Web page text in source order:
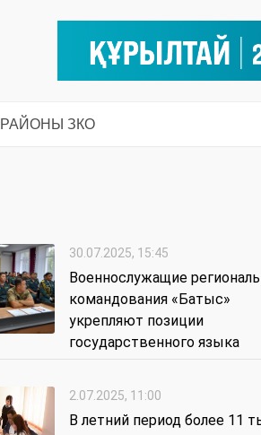
РАЙОНЫ ЗКО
30.07.2025, 15:45
Военнослужащие
командования «Батыс»
укрепляют позиции
государственного языка
2.07.2025, 11:00
В летний период более 11